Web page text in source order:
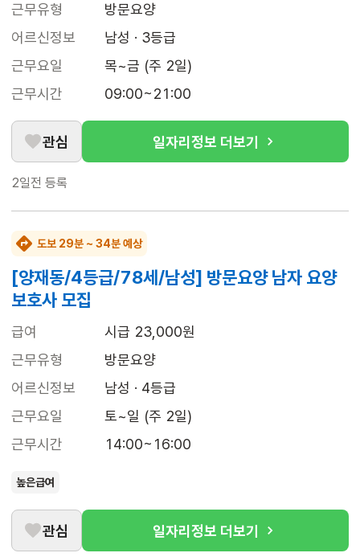
근무유형
방문요양
어르신정보
남성 · 3등급
근무요일
목~금 (주 2일)
근무시간
09:00~21:00
관심 일자리정보 더보기
2일전 등록
도보 29분 ~ 34분 예상
[양재동/4등급/78세/남성] 방문요양 남자 요양
보호사 모집
급여
시급 23,000원
근무유형
방문요양
어르신정보
남성 · 4등급
근무요일
토~일 (주 2일)
근무시간
14:00~16:00
높은급여
관심 일자리정보 더보기